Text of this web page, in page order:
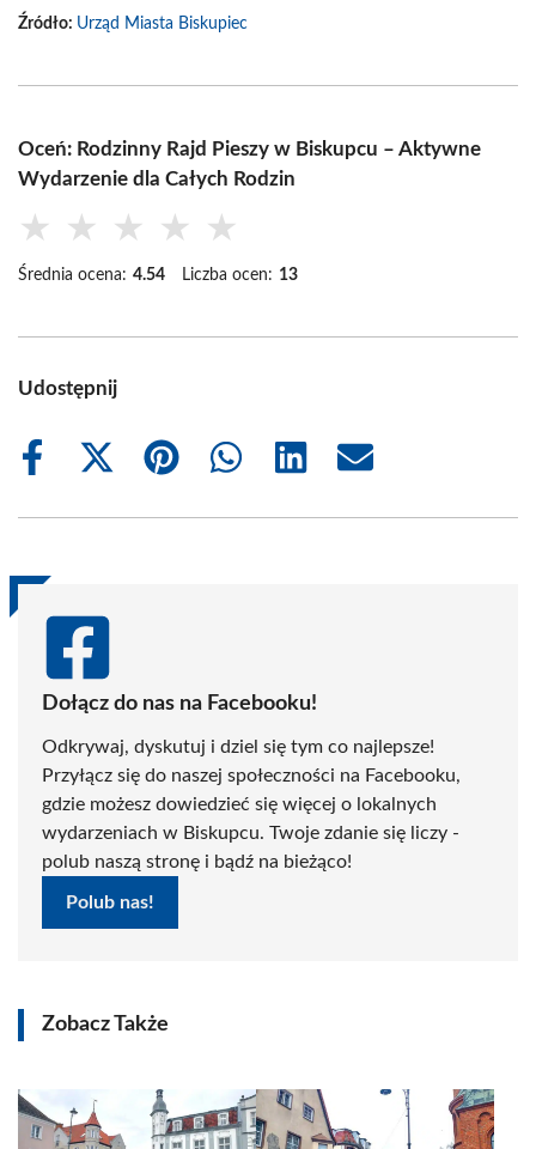
Źródło: Urząd Miasta Biskupiec
Oceń: Rodzinny Rajd Pieszy w Biskupcu – Aktywne
Wydarzenie dla Całych Rodzin
★ ★ ★ ★ ★
Średnia ocena: 4.54 Liczba ocen: 13
Udostępnij
Share
Share
(Twitter)
Share
Share
Share
Share
Dołącz do nas na Facebooku!
Odkrywaj, dyskutuj i dziel się tym co najlepsze!
Przyłącz się do naszej społeczności na Facebooku,
gdzie możesz dowiedzieć się więcej o lokalnych
wydarzeniach w Biskupcu. Twoje zdanie się liczy -
polub naszą stronę i bądź na bieżąco!
Polub nas!
Zobacz Także